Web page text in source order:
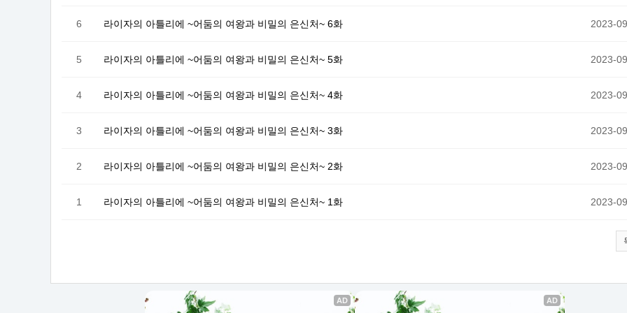
6 라이자의 아틀리에 ~어둠의 여왕과 비밀의 은신처~ 6화 2023-
5 라이자의 아틀리에 ~어둠의 여왕과 비밀의 은신처~ 5화 2023-
4 라이자의 아틀리에 ~어둠의 여왕과 비밀의 은신처~ 4화 2023-
3 라이자의 아틀리에 ~어둠의 여왕과 비밀의 은신처~ 3화 2023-
2 라이자의 아틀리에 ~어둠의 여왕과 비밀의 은신처~ 2화 2023-
1 라이자의 아틀리에 ~어둠의 여왕과 비밀의 은신처~ 1화 2023-